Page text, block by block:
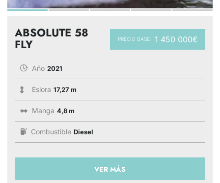
PRECIO BASE: 1 450 000€
ABSOLUTE 58
FLY
Año 2021
Eslora 17,27 m
Manga 4,8 m
Combustible Diesel
VER MÁS